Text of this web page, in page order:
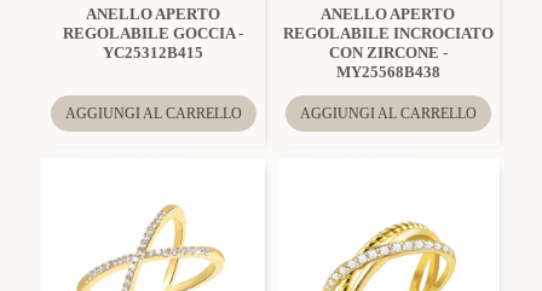
ANELLO APERTO
REGOLABILE GOCCIA -
YC25312B415
AGGIUNGI AL CARRELLO
ANELLO APERTO
REGOLABILE INCROCIATO
CON ZIRCONE -
MY25568B438
AGGIUNGI AL CARRELLO